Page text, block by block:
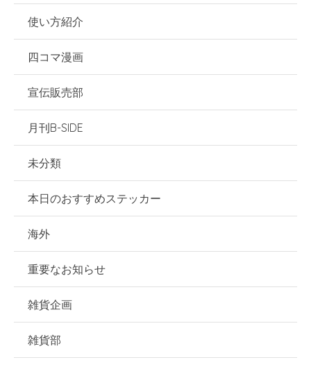
使い方紹介
四コマ漫画
宣伝販売部
月刊B-SIDE
未分類
本日のおすすめステッカー
海外
重要なお知らせ
雑貨企画
雑貨部